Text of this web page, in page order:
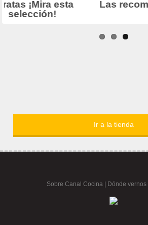
Ir a la tienda
Sobre Canal Cocina Dónde vernos |